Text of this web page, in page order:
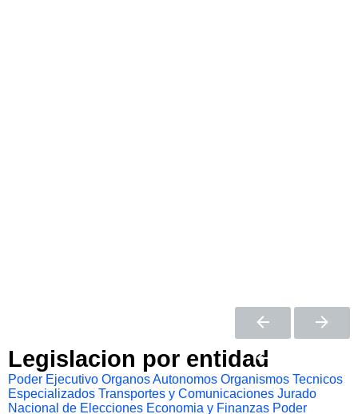
Legislacion por entidad
Poder Ejecutivo Organos Autonomos Organismos Tecnicos
Especializados Transportes y Comunicaciones Jurado
Nacional de Elecciones Economia y Finanzas Poder